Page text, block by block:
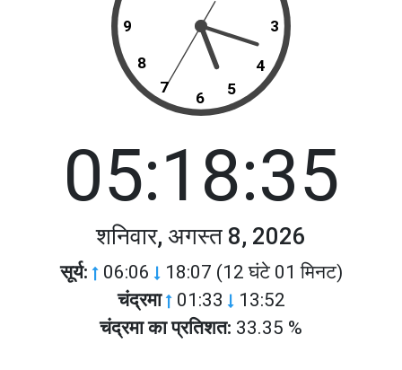
9
8
7
6 5
4
3
05:18:35
शनिवार, अगस्त 8, 2026
सूर्य: 06:06 18:07 (12 घंटे 01 मिनट)
चंद्रमा 01:33 13:52
चंद्रमा का प्रतिशत: 33.35 %